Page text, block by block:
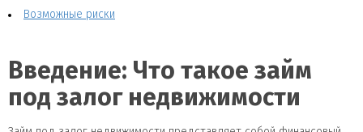
Возможные риски
Введение: Что такое займ
под залог недвижимости